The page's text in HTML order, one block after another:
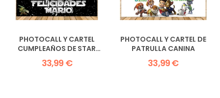
PHOTOCALL Y CARTEL
CUMPLEAÑOS DE STAR
WARS
33,99 €
PHOTOCALL Y CARTEL DE
PATRULLA CANINA
33,99 €